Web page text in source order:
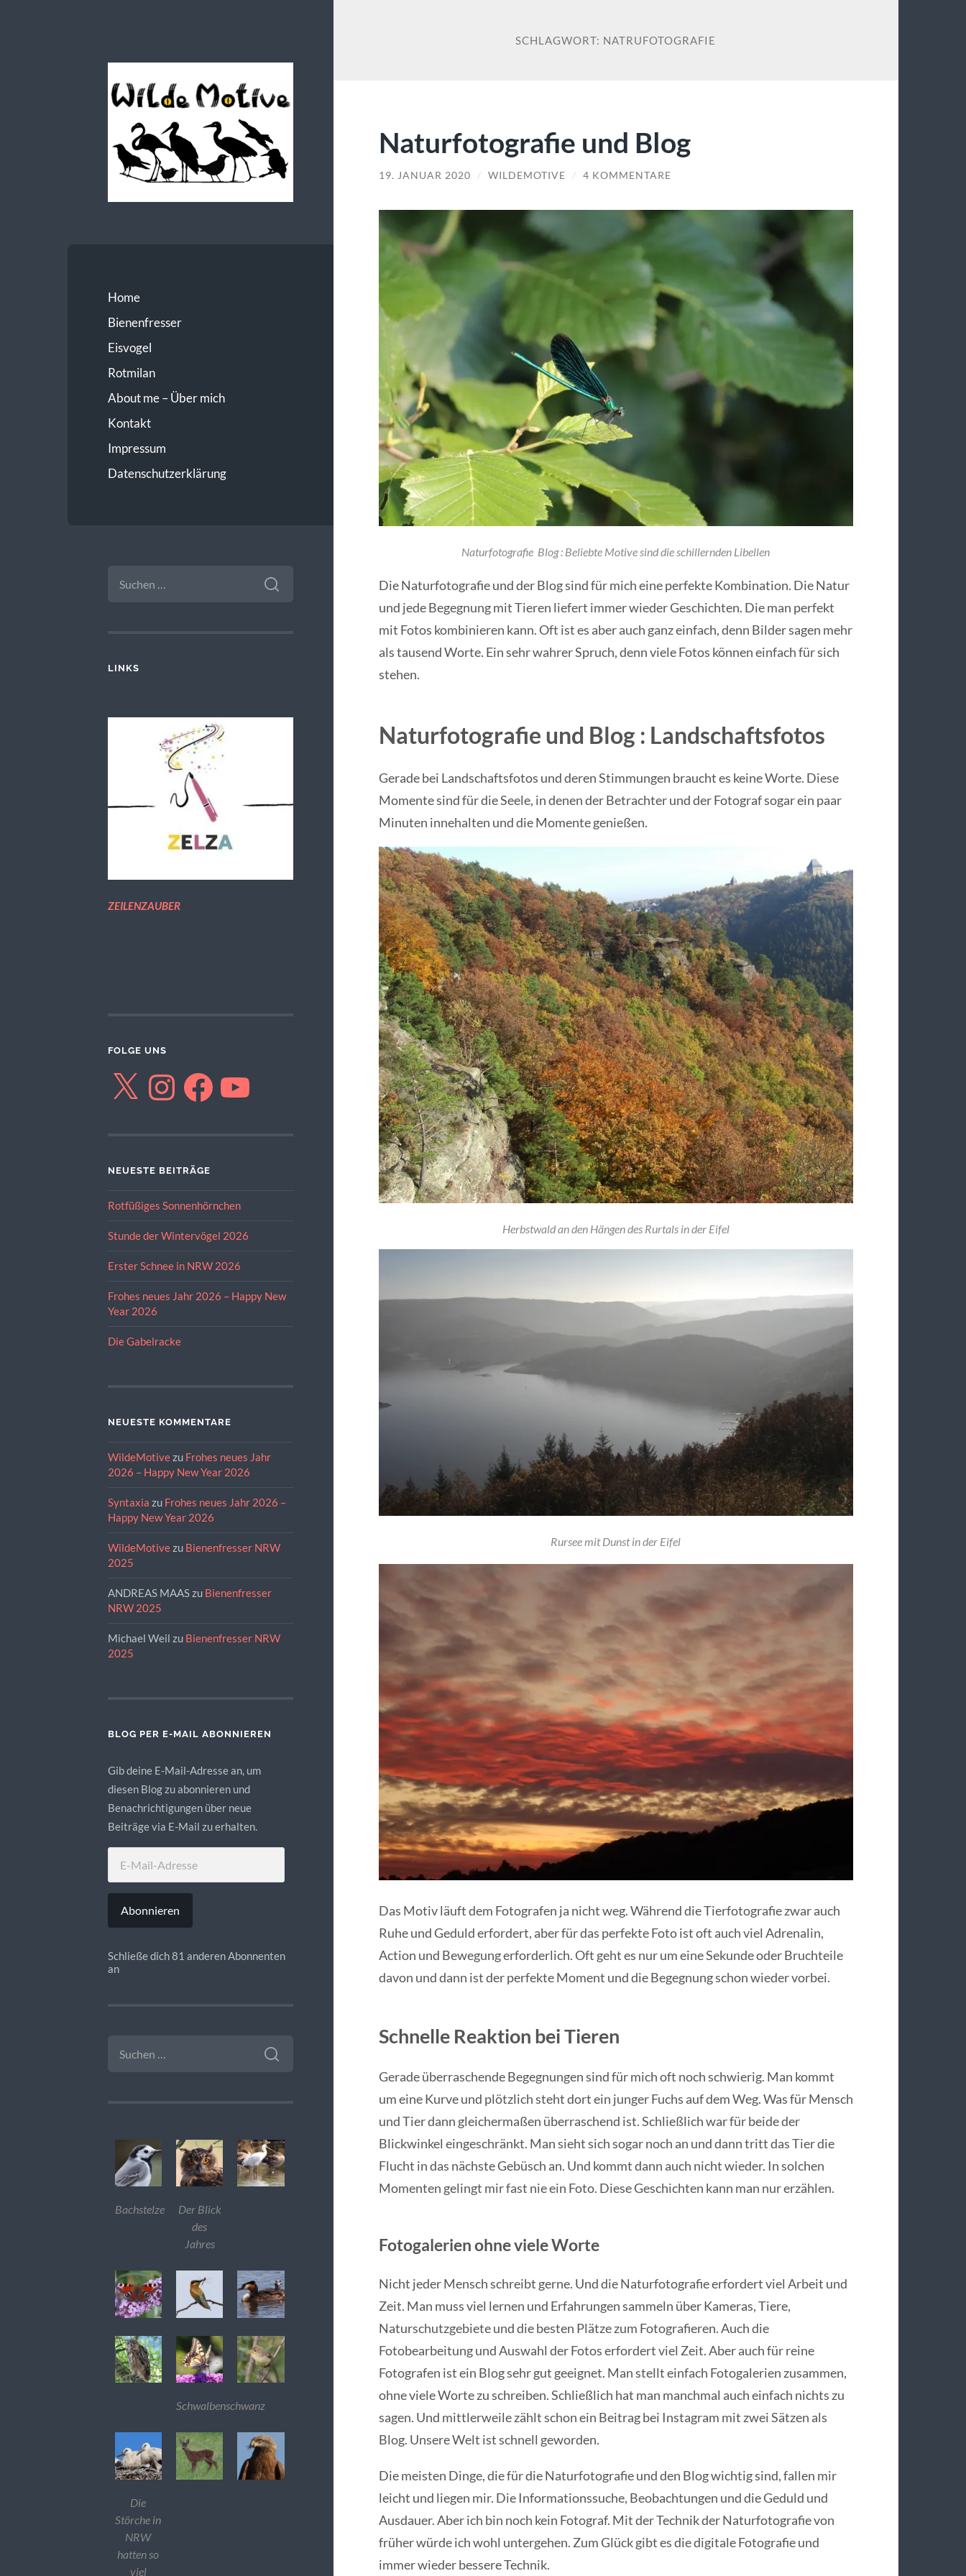
Home
Bienenfresser
Eisvogel
Rotmilan
About me – Über mich
Kontakt
Impressum
Datenschutzerklärung
NACH:
LINKS
ZEILENZAUBER
FOLGE UNS
X InstagramFacebookYouTube
NEUESTE BEITRÄGE
Rotfüßiges Sonnenhörnchen
Stunde der Wintervögel 2026
Erster Schnee in NRW 2026
Frohes neues Jahr 2026 – Happy New
Year 2026
Die Gabelracke
NEUESTE KOMMENTARE
WildeMotivezu Frohes neues Jahr
2026 – Happy New Year 2026
Syntaxia zu Frohes neues Jahr 2026 –
Happy New Year 2026
WildeMotivezu Bienenfresser NRW
2025
ANDREAS MAASzu Bienenfresser
NRW 2025
Michael Weil zu Bienenfresser NRW
2025
BLOG PER E-MAIL ABONNIEREN
Gib deine E-Mail-Adresse an, um
diesen Blog zu abonnieren und
Benachrichtigungen über neue
Beiträge via E-Mail zu erhalten.
MAIL-
ADRESSE
Abonnieren
Schließe dich 81 anderen Abonnenten
an
NACH:
Bachstelze
Der Blick
des
Jahres
Schwalbenschwanz
Die
Störche in
NRW
hatten so
viel
SCHLAGWORT: NATRUFOTOGRAFIE
Naturfotografie und Blog
19. JANUAR 2020 / WILDEMOTIVE / 4 KOMMENTARE
Naturfotografie Blog : Beliebte Motive sind die schillernden Libellen
Die Naturfotografie und der Blog sind für mich eine perfekte Kombination. Die Natur
und jede Begegnung mit Tieren liefert immer wieder Geschichten. Die man perfekt
mit Fotos kombinieren kann. Oft ist es aber auch ganz einfach, denn Bilder sagen mehr
als tausend Worte. Ein sehr wahrer Spruch, denn viele Fotos können einfach für sich
stehen.
Naturfotografie und Blog : Landschaftsfotos
Gerade bei Landschaftsfotos und deren Stimmungen braucht es keine Worte. Diese
Momente sind für die Seele, in denen der Betrachter und der Fotograf sogar ein paar
Minuten innehalten und die Momente genießen.
Herbstwald an den Hängen des Rurtals in der Eifel
Rursee mit Dunst in der Eifel
Das Motiv läuft dem Fotografen ja nicht weg. Während die Tierfotografie zwar auch
Ruhe und Geduld erfordert, aber für das perfekte Foto ist oft auch viel Adrenalin,
Action und Bewegung erforderlich. Oft geht es nur um eine Sekunde oder Bruchteile
davon und dann ist der perfekte Moment und die Begegnung schon wieder vorbei.
Schnelle Reaktion bei Tieren
Gerade überraschende Begegnungen sind für mich oft noch schwierig. Man kommt
um eine Kurve und plötzlich steht dort ein junger Fuchs auf dem Weg. Was für Mensch
und Tier dann gleichermaßen überraschend ist. Schließlich war für beide der
Blickwinkel eingeschränkt. Man sieht sich sogar noch an und dann tritt das Tier die
Flucht in das nächste Gebüsch an. Und kommt dann auch nicht wieder. In solchen
Momenten gelingt mir fast nie ein Foto. Diese Geschichten kann man nur erzählen.
Fotogalerien ohne viele Worte
Nicht jeder Mensch schreibt gerne. Und die Naturfotografie erfordert viel Arbeit und
Zeit. Man muss viel lernen und Erfahrungen sammeln über Kameras, Tiere,
Naturschutzgebiete und die besten Plätze zum Fotografieren. Auch die
Fotobearbeitung und Auswahl der Fotos erfordert viel Zeit. Aber auch für reine
Fotografen ist ein Blog sehr gut geeignet. Man stellt einfach Fotogalerien zusammen,
ohne viele Worte zu schreiben. Schließlich hat man manchmal auch einfach nichts zu
sagen. Und mittlerweile zählt schon ein Beitrag bei Instagram mit zwei Sätzen als
Blog. Unsere Welt ist schnell geworden.
Die meisten Dinge, die für die Naturfotografie und den Blog wichtig sind, fallen mir
leicht und liegen mir. Die Informationssuche, Beobachtungen und die Geduld und
Ausdauer. Aber ich bin noch kein Fotograf. Mit der Technik der Naturfotografie von
früher würde ich wohl untergehen. Zum Glück gibt es die digitale Fotografie und
immer wieder bessere Technik.